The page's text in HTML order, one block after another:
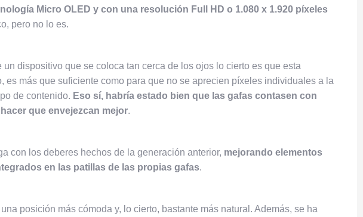
Micro OLED y con una resolución Full HD o 1.080 x 1.920 píxeles
pero no lo es.
un dispositivo que se coloca tan cerca de los ojos lo cierto es que esta
es más que suficiente como para que no se aprecien píxeles individuales a la
de contenido. Eso sí, habría estado bien que las gafas contasen con
que envejezcan mejor.
con los deberes hechos de la generación anterior, mejorando elementos
en las patillas de las propias gafas.
posición más cómoda y, lo cierto, bastante más natural. Además, se ha